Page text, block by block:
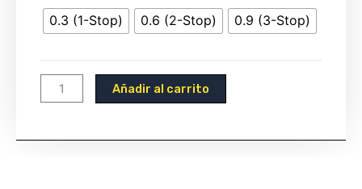
0.3 (1-Stop) 0.6 (2-Stop) 0.9 (3-Stop)
5.65"
NANO
IRND
Añadir al carrito